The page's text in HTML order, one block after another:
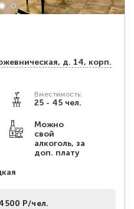
д. 14, корп.
Вместимость:
25 - 45 чел.
Можно
свой
алкоголь, за
доп. плату
Р/чел.